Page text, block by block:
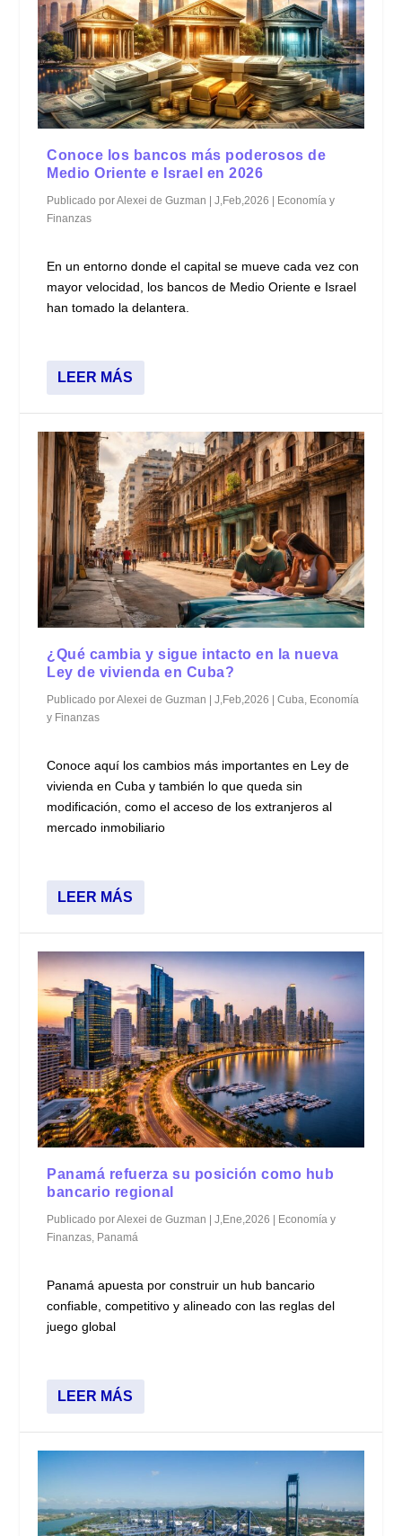
Conoce los bancos más poderosos de
Medio Oriente e Israel en 2026
Publicado porAlexei de Guzman |J,Feb,2026
Economía y
Finanzas
En un entorno donde el capital se mueve cada vez con
mayor velocidad, los bancos de Medio Oriente e Israel
han tomado la delantera.
LEER MÁS
¿Qué cambia y sigue intacto en la nueva
Ley de vivienda en Cuba?
Publicado porAlexei de Guzman |J,Feb,2026 |Cuba, Economía
y Finanzas
Conoce aquí los cambios más importantes en Ley de
vivienda en Cuba y también lo que queda sin
modificación, como el acceso de los extranjeros al
mercado inmobiliario
LEER MÁS
Panamá refuerza su posición como hub
bancario regional
Publicado porAlexei de Guzman |J,Ene,2026 | Economía y
Finanzas, Panamá
Panamá apuesta por construir un hub bancario
confiable, competitivo y alineado con las reglas del
juego global
LEER MÁS